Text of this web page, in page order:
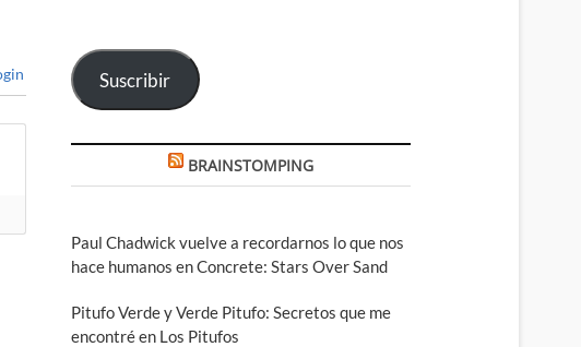
Suscribir
BRAINSTOMPING
Paul Chadwick vuelve a recordarnos lo que nos
hace humanos en Concrete: Stars Over Sand
Pitufo Verde y Verde Pitufo: Secretos que me
encontré en Los Pitufos